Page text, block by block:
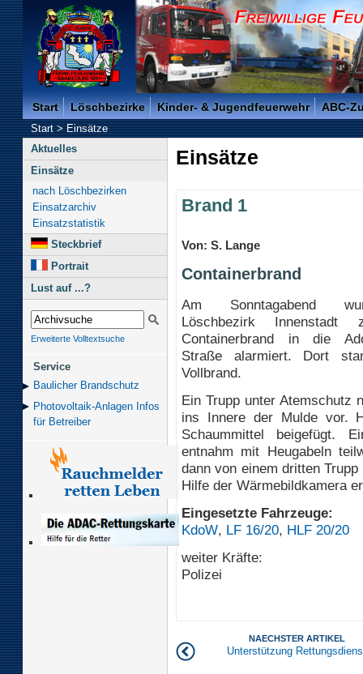
Freiwillige Feuerwehr der Kreisstadt Saarlouis -
Start Löschbezirke Kinder- & Jugendfeuerwehr ABC-
Start>Einsätze
Aktuelles
Einsätze
nach Löschbezirken
Einsatzarchiv
Einsatzstatistik
Steckbrief
Portrait
Lust auf ...?
Erweiterte Volltextsuche
Service
Baulicher Brand­schutz
Photovoltaik-Anlagen Infos
für Betreiber
Einsätze
Brand 1
Von: S. Lange
Containerbrand
Am Sonntagabend
Löschbezirk Innenstadt
Containerbrand in die
Straße alarmiert. Dort
Vollbrand.
Ein Trupp unter Atemschutz
ins Innere der Mulde vor.
Schaummittel beigefügt.
entnahm mit Heugabeln
dann von einem dritten
Hilfe der Wärmebildkamera
Eingesetzte Fahrzeuge:
KdoW, LF 16/20, HLF 20/20
weiter Kräfte:
Polizei
NAECHSTER ARTIKEL
Unterstützung